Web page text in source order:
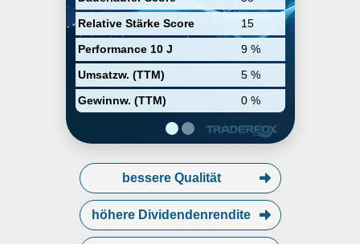
Relative Stärke Score
15
Performance 10 J
9 %
Umsatzw. (TTM)
5 %
Gewinnw. (TTM)
0 %
Kosten nach
Schadensereignissen und zur
Erkennung betrügerischer
Aktivitäten anbietet, expandiert
das Unternehmen auch in
angrenzende
Lebensversicherungs-, Marketing-
und Betriebsmärkte außerhalb der
USA.
bessere Qualität
höhere Dividendenrendite